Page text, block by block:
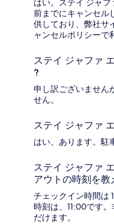
はい。ステイ ジャ
前までにキャンセル
供しており、弊社サ
ャンセルポリシーで
ステイ ジャファ
?
申し訳ございません
せん。
ステイ ジャファ
はい、あります。駐
ステイ ジャファ
アウトの時刻を教
チェックイン時間は
時刻は、11:00です
だけます。